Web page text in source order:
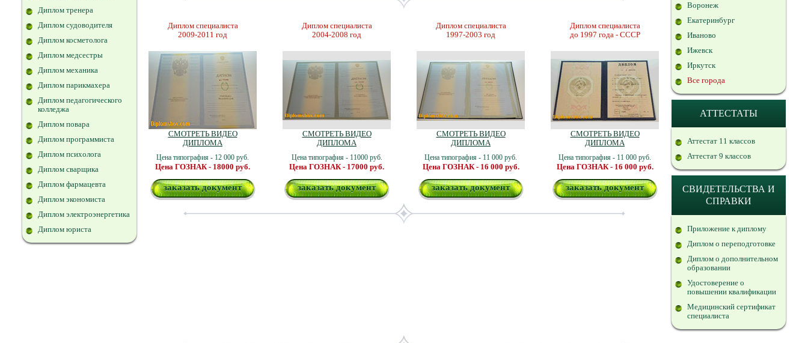
Диплом тренера
Диплом судоводителя
Диплом косметолога
Диплом медсестры
Диплом механика
Диплом парикмахера
Диплом педагогического
колледжа
Диплом повара
Диплом программиста
Диплом психолога
Диплом сварщика
Диплом фармацевта
Диплом экономиста
Диплом электроэнергетика
Диплом юриста
Диплом специалиста
2009-2011 год
СМОТРЕТЬ ВИДЕО
ДИПЛОМА
Цена типография - 12 000 руб.
Цена ГОЗНАК - 18000 руб.
заказать документ
Диплом специалиста
2004-2008 год
СМОТРЕТЬ ВИДЕО
ДИПЛОМА
Цена типография - 11000 руб.
Цена ГОЗНАК - 17000 руб.
заказать документ
Диплом специалиста
1997-2003 год
СМОТРЕТЬ ВИДЕО
ДИПЛОМА
Цена типография - 11 000 руб.
Цена ГОЗНАК - 16 000 руб.
заказать документ
Диплом специалиста
до 1997 года - СССР
СМОТРЕТЬ ВИДЕО
ДИПЛОМА
Цена типография - 11 000 руб.
Цена ГОЗНАК - 16 000 руб.
заказать документ
Воронеж
Екатеринбург
Иваново
Ижевск
Иркутск
Все города
АТТЕСТАТЫ
Аттестат 11 классов
Аттестат 9 классов
СВИДЕТЕЛЬСТВА И
СПРАВКИ
Приложение к диплому
Диплом о переподготовке
Диплом о дополнительном
образовании
Удостоверение о
повышении квалификации
Медицинский сертификат
специалиста